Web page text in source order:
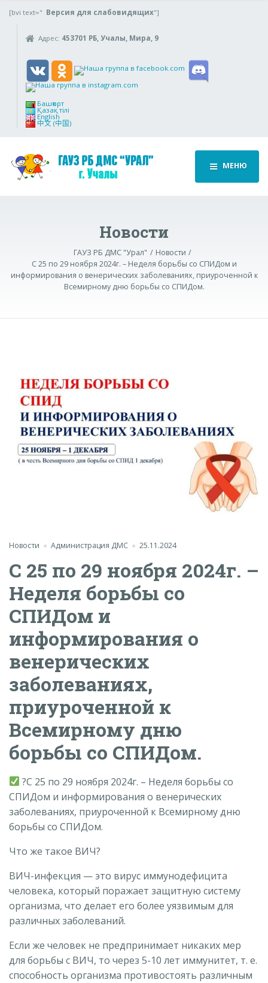
[bvi text=" Версия для слабовидящих"]
Адрес: 453701 РБ, Учалы, Мира, 9
Башҡорт
Қазақ тілі
English
中文 (中国)
МЕНЮ
Новости
ГАУЗ РБ ДМС "Урал"
Новости
С 25 по 29 ноября 2024г. – Неделя борьбы со СПИДом и
информирования о венерических заболеваниях, приуроченной к
Всемирному дню борьбы со СПИДом.
Новости Администрация ДМС 25.11.2024
С 25 по 29 ноября 2024г. –
Неделя борьбы со
СПИДом и
информирования о
венерических
заболеваниях,
приуроченной к
Всемирному дню
борьбы со СПИДом.
?С 25 по 29 ноября 2024г. – Неделя борьбы со
СПИДом и информирования о венерических
заболеваниях, приуроченной к Всемирному дню
борьбы со СПИДом.
Что же такое ВИЧ?
ВИЧ-инфекция — это вирус иммунодефицита
человека, который поражает защитную систему
организма, что делает его более уязвимым для
различных заболеваний.
Если же человек не предпринимает никаких мер
для борьбы с ВИЧ, то через 5-10 лет иммунитет, т. е.
способность организма противостоять различным